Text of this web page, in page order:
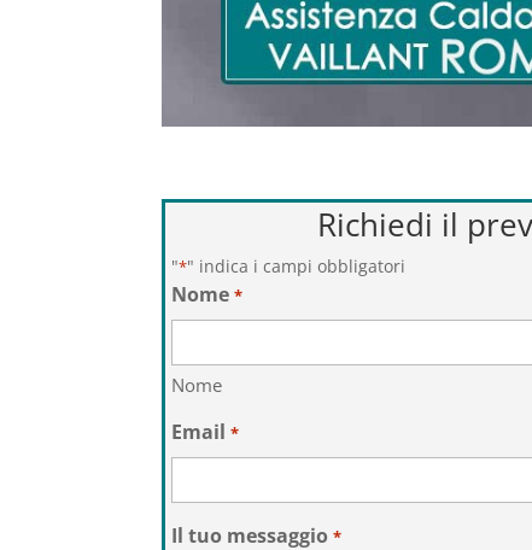
Richiedi il
"*" indica i campi obbligatori
Nome *
Nome
Email *
Il tuo messaggio *